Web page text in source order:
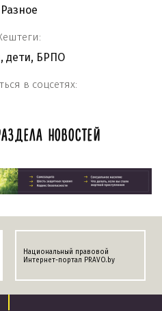
Разное
, дети, БРПО
в соцсетях:
НОВОСТЕЙ
Национальный правовой
Интернет-портал PRAVO.by